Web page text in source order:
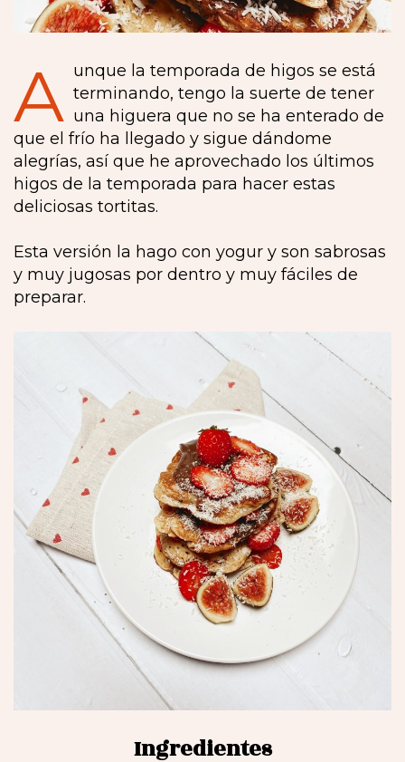
A unque la temporada de higos se está
terminando, tengo la suerte de tener
una higuera que no se ha enterado de
que el frío ha llegado y sigue dándome
alegrías, así que he aprovechado los últimos
higos de la temporada para hacer estas
deliciosas tortitas.
Esta versión la hago con yogur y son sabrosas
y muy jugosas por dentro y muy fáciles de
preparar.
Ingredientes